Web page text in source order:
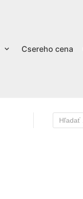
Csereho cena